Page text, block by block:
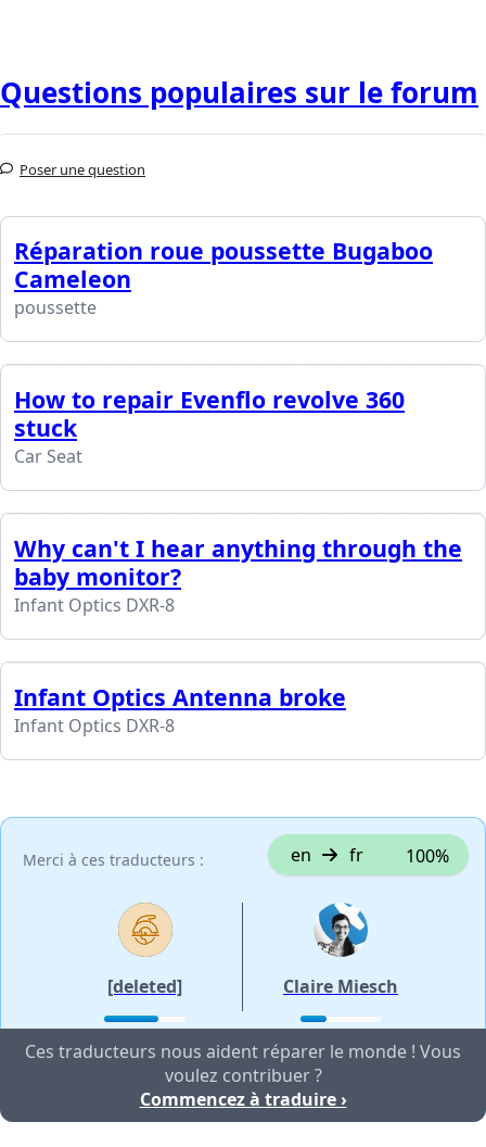
Questions populaires sur le forum
Poser une question
Réparation roue poussette Bugaboo
Cameleon
poussette
How to repair Evenflo revolve 360
stuck
Car Seat
Why can't I hear anything through the
baby monitor?
Infant Optics DXR-8
Infant Optics Antenna broke
Infant Optics DXR-8
Merci à ces traducteurs : en fr 100%
[deleted] Claire Miesch
Ces traducteurs nous aident réparer le monde ! Vous
voulez contribuer ?
Commencez à traduire ›